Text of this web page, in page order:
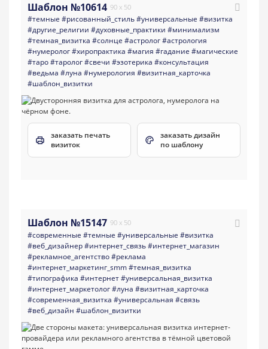
Шаблон №10614 90 x 50
#темные #рисованный_стиль#универсальные #визитка
#другие_религии #духовные_практики #минимализм
#темная_визитка #солнце #астролог#астрология
#нумеролог#хиропрактика #магия #гадание #магические
#таро#таролог#свечи #эзотерика #консультация
#ведьма #луна #нумерология #визитная_карточка
#шаблон_визитки
заказать печать
визиток
заказать дизайн
по шаблону
Шаблон №15147 90 x 50
#современные #темные #универсальные #визитка
#веб_дизайнер#интернет_связь#интернет_магазин
#рекламное_агентство#реклама
#интернет_маркетинг_smm#темная_визитка
#типографика #интернет#универсальная_визитка
#интернет_маркетолог#луна #визитная_карточка
#современная_визитка #универсальная #связь
#веб_дизайн #шаблон_визитки